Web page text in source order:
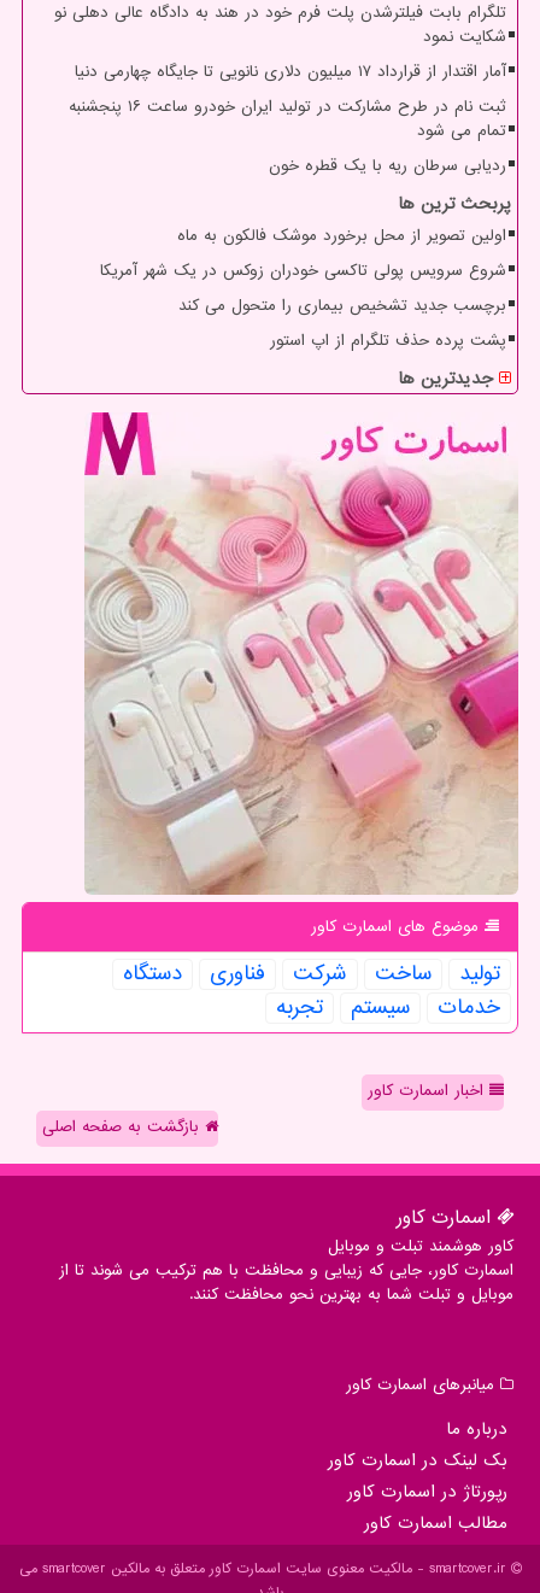
تلگرام بابت فیلترشدن پلت فرم خود در هند به دادگاه عالی دهلی نو
شکایت نمود
آمار اقتدار از قرارداد ۱۷ میلیون دلاری نانویی تا جایگاه چهارمی دنیا
ثبت نام در طرح مشارکت در تولید ایران خودرو ساعت ۱۶ پنجشنبه
تمام می شود
ردیابی سرطان ریه با یک قطره خون
پربحث ترین ها
اولین تصویر از محل برخورد موشک فالکون به ماه
شروع سرویس پولی تاکسی خودران زوکس در یک شهر آمریکا
برچسب جدید تشخیص بیماری را متحول می کند
پشت پرده حذف تلگرام از اپ استور
جدیدترین ها
موضوع های اسمارت كاور
تولید ساخت شركت فناوری
دستگاه
خدمات
سیستم تجربه
اخبار اسمارت کاور
بازگشت به صفحه اصلی
اسمارت كاور
کاور هوشمند تبلت و موبایل
اسمارت کاور، جایی که زیبایی و محافظت با هم ترکیب می شوند تا از
موبایل و تبلت شما به بهترین نحو محافظت کنند.
میانبرهای اسمارت كاور
درباره ما
بک لینک در اسمارت كاور
رپورتاژ در اسمارت كاور
مطالب اسمارت كاور
smartcover.ir - مالکیت معنوی سایت اسمارت كاور متعلق به مالکین smartcover می